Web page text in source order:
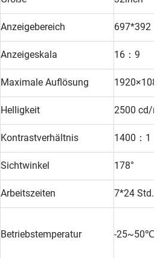
Anzeigebereich 697*392
Anzeigeskala 16：9
Maximale Auflösung 1920×1080
Helligkeit 2500 cd/
Kontrastverhältnis 1400：1
Sichtwinkel 178°
Arbeitszeiten 7*24 Std.
Betriebstemperatur -25~50℃